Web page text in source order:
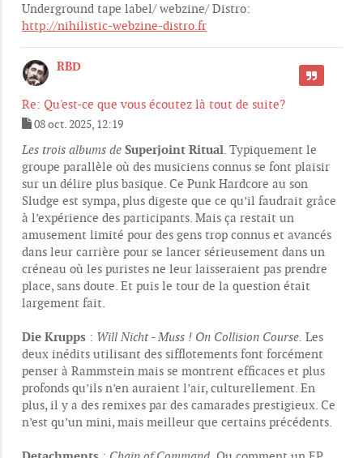
Underground tape label/ webzine/ Distro:
http://nihilistic-webzine-distro.fr
RBD
Re: Qu'est-ce que vous écoutez là tout de suite?
CITER
e
s
a
g
e
08 oct. 2025, 12:19
Les trois albums de Superjoint Ritual. Typiquement le
groupe parallèle où des musiciens connus se font plaisir
sur un délire plus basique. Ce Punk Hardcore au son
Sludge est sympa, plus digeste que ce qu’il faudrait grâce
à l’expérience des participants. Mais ça restait un
amusement limité pour des gens trop connus et avancés
dans leur carrière pour se lancer sérieusement dans un
créneau où les puristes ne leur laisseraient pas prendre
place, sans doute. Et puis le tour de la question était
largement fait.
Die Krupps : Will Nicht - Muss ! On Collision Course. Les
deux inédits utilisant des sifflotements font forcément
penser à Rammstein mais se montrent efficaces et plus
profonds qu’ils n’en auraient l’air, culturellement. En
plus, il y a des remixes par des camarades prestigieux. Ce
n’est qu’un mini, mais meilleur que certains précédents.